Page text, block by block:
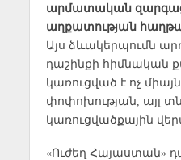
արմատական
աղքատության
Այս ձևակերպումն
դաշինքի հիմնական
կառուցված է ոչ
փոփոխության, այլ
կառուցվածքային
«Ուժեղ Հայաստան»